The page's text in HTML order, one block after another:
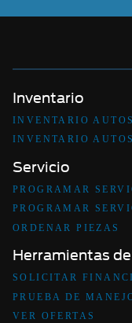
Inventario
INVENTARIO
INVENTARIO
Servicio
PROGRAMAR
PROGRAMAR
ORDENAR PIEZAS
Herramientas
SOLICITAR
PRUEBA DE
VER OFERTAS